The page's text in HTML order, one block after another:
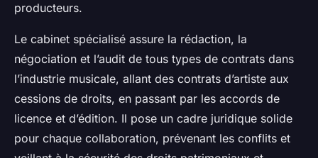
producteurs.
Le cabinet spécialisé assure la rédaction, la
négociation et l’audit de tous types de contrats dans
l’industrie musicale, allant des contrats d’artiste aux
cessions de droits, en passant par les accords de
licence et d’édition. Il pose un cadre juridique solide
pour chaque collaboration, prévenant les conflits et